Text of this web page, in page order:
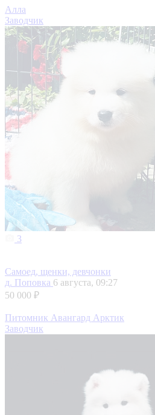
Алла
Заводчик
3
Самоед, щенки, девчонки
д. Поповка 6 августа, 09:27
50 000 ₽
Питомник Авангард Арктик
Заводчик